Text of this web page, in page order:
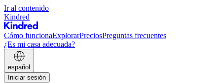
Ir al contenido
Kindred
Cómo funcionaExplorarPreciosPreguntas frecuentes
¿Es mi casa adecuada?
español
Iniciar sesión